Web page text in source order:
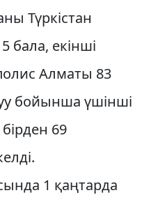
Түркістан
бала, екінші
Алматы 83
бойынша үшінші
69
1 қаңтарда